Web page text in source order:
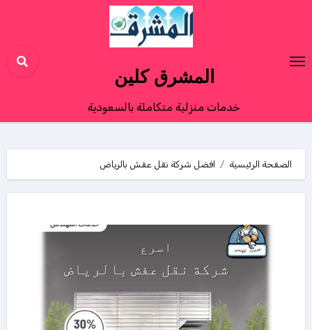
المشرق كلين
خدمات منزلية متكاملة بالسعودية
الصفحة الرئيسية افضل شركة نقل عفش بالرياض